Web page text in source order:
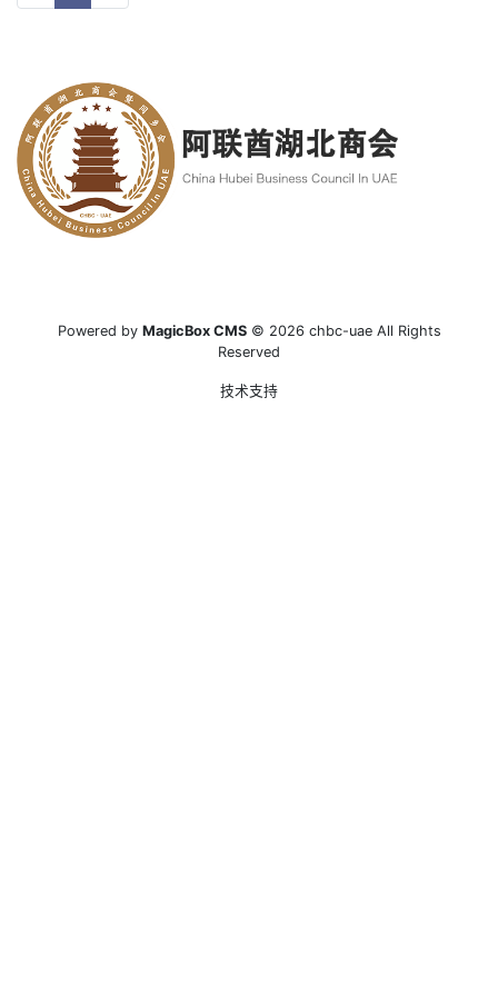
Powered by MagicBox CMS © 2026 chbc-uae All Rights
Reserved
技术支持